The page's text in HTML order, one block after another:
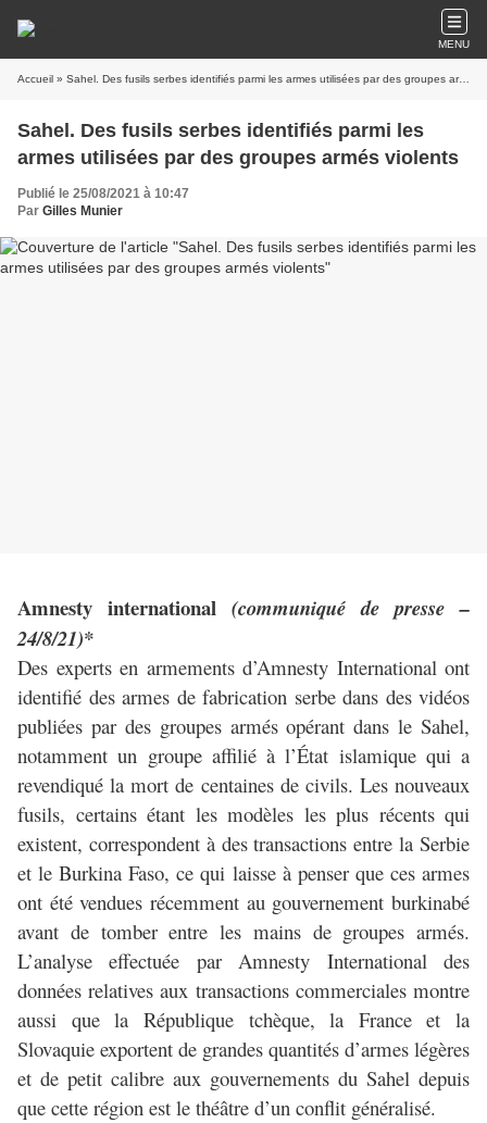
MENU
Accueil » Sahel. Des fusils serbes identifiés parmi les armes utilisées par des groupes armés violents
Sahel. Des fusils serbes identifiés parmi les
armes utilisées par des groupes armés violents
Publié le 25/08/2021 à 10:47
Par Gilles Munier
Amnesty international (communiqué de presse –
24/8/21)*
Des experts en armements d’Amnesty International ont
identifié des armes de fabrication serbe dans des vidéos
publiées par des groupes armés opérant dans le Sahel,
notamment un groupe affilié à l’État islamique qui a
revendiqué la mort de centaines de civils. Les nouveaux
fusils, certains étant les modèles les plus récents qui
existent, correspondent à des transactions entre la Serbie
et le Burkina Faso, ce qui laisse à penser que ces armes
ont été vendues récemment au gouvernement burkinabé
avant de tomber entre les mains de groupes armés.
L’analyse effectuée par Amnesty International des
données relatives aux transactions commerciales montre
aussi que la République tchèque, la France et la
Slovaquie exportent de grandes quantités d’armes légères
et de petit calibre aux gouvernements du Sahel depuis
que cette région est le théâtre d’un conflit généralisé.